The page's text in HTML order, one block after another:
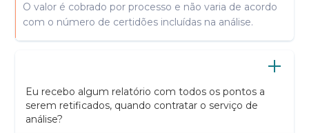
O valor é cobrado por processo e não varia de acordo
com o número de certidões incluídas na análise.
Eu recebo algum relatório com todos os pontos a
serem retificados, quando contratar o serviço de
análise?